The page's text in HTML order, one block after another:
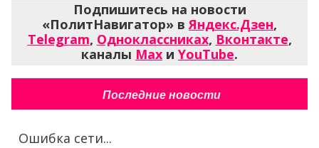
Подпишитесь на новости
«ПолитНавигатор» вЯндекс.Дзен,
Telegram, Одноклассниках, Вконтакте,
каналы Max и YouTube.
Последние новости
Ошибка сети...